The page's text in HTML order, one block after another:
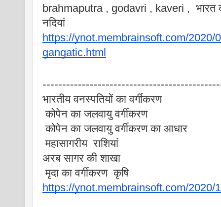
brahmaputra , godavri , kaveri ,
नदियां
https://ynot.membrainsoft.com/2020/
gangatic.html
भारतीय वनस्पतियों का वर्गीकरण
कोपेन का जलवायु वर्गीकरण
कोपेन का जलवायु वर्गीकरण का आधार
महासागरीय  राशियां
अरब सागर की शाखा
मृदा का वर्गीकरण  कृषि
https://ynot.membrainsoft.com/2020/